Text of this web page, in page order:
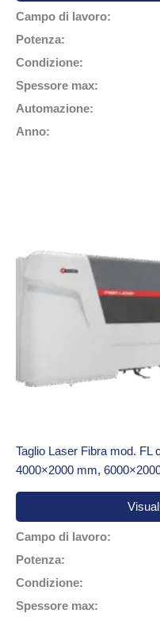
Campo di lavoro:
Potenza:
Condizione:
Spessore max:
Automazione:
Anno:
Taglio Laser Fibra mod. FL
4000×2000 mm,
Campo di lavoro:
Potenza:
Condizione:
Spessore max: